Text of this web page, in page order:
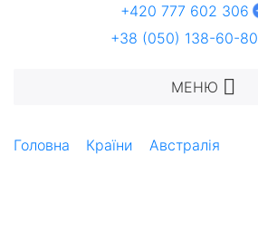
+420 777 602 306
+38 (050) 138-60-80
МЕНЮ
Головна Країни Австралія